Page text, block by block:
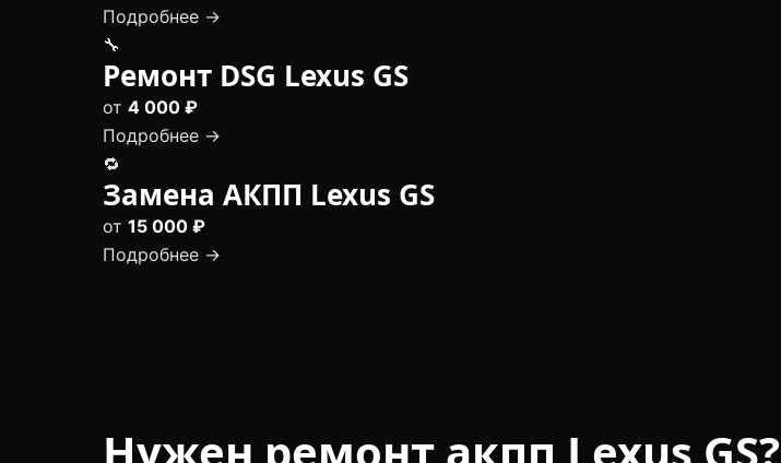
Подробнее →
🔧
Ремонт DSG Lexus GS
от 4 000 ₽
Подробнее →
🔁
Замена АКПП Lexus GS
от 15 000 ₽
Подробнее →